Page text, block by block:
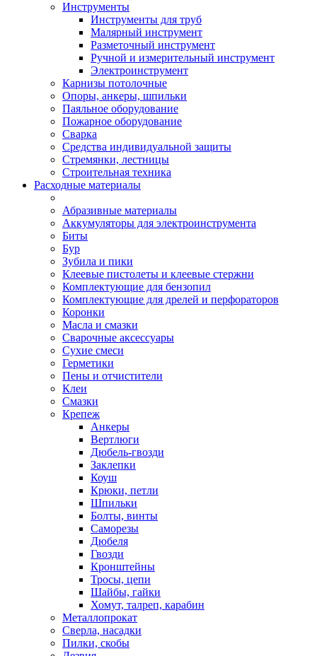
Инструменты
Инструменты для труб
Малярный инструмент
Разметочный инструмент
Ручной и измерительный инструмент
Электроинструмент
Карнизы потолочные
Опоры, анкеры, шпильки
Паяльное оборудование
Пожарное оборудование
Сварка
Средства индивидуальной защиты
Стремянки, лестницы
Строительная техника
Расходные материалы
Абразивные материалы
Аккумуляторы для электроинструмента
Биты
Бур
Зубила и пики
Клеевые пистолеты и клеевые стержни
Комплектующие для бензопил
Комплектующие для дрелей и перфораторов
Коронки
Масла и смазки
Сварочные аксессуары
Сухие смеси
Герметики
Пены и отчистители
Клеи
Смазки
Крепеж
Анкеры
Вертлюги
Дюбель-гвозди
Заклепки
Коуш
Крюки, петли
Шпильки
Болты, винты
Саморезы
Дюбеля
Гвозди
Кронштейны
Тросы, цепи
Шайбы, гайки
Хомут, талреп, карабин
Металлопрокат
Сверла, насадки
Пилки, скобы